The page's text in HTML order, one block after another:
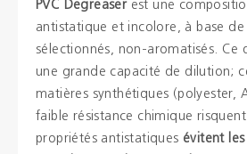
PVC Degreaser est une
antistatique et incolore, à base de
sélectionnés, non-aromatisés. Ce
une grande capacité de dilution;
matières synthétiques (polyester,
faible résistance chimique
propriétés antistatiques évitent